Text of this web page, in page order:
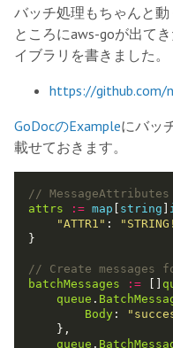
バッチ処理もちゃんと
ところにaws-goが出て
イブラリを書きました。
https://github.com/
GoDocのExampleにバッ
載せておきます。
attrs
:= map string
"ATTR1" :
batchMessages
:=
queue .
Body :
queue .